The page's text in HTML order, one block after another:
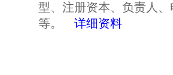
型、注册资本、负责人
等。
详细资料